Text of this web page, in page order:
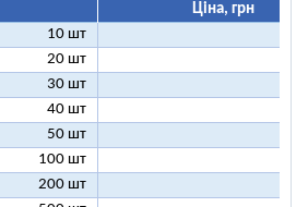
Ціна, грн
10 шт
20 шт
30 шт
40 шт
50 шт
100 шт
200 шт